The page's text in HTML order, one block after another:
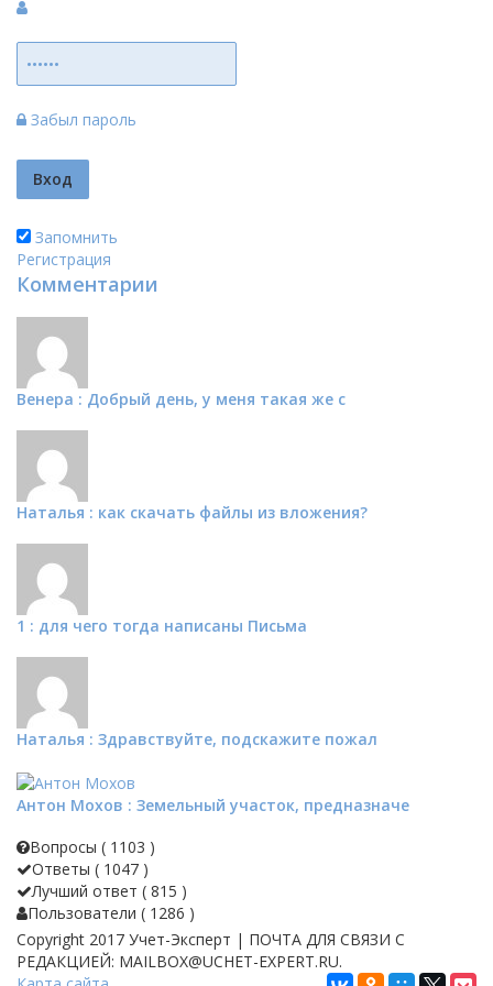
Забыл пароль
Запомнить
Регистрация
Комментарии
Венера : Добрый день, у меня такая же с
Наталья : как скачать файлы из вложения?
1 : для чего тогда написаны Письма
Наталья : Здравствуйте, подскажите пожал
Антон Мохов : Земельный участок, предназначе
Вопросы ( 1103 )
Ответы ( 1047 )
Лучший ответ ( 815 )
Пользователи ( 1286 )
Copyright 2017 Учет-Эксперт | ПОЧТА ДЛЯ СВЯЗИ С
РЕДАКЦИЕЙ: MAILBOX@UCHET-EXPERT.RU.